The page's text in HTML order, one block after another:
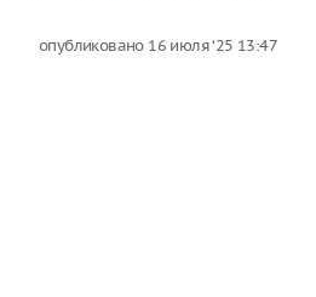
опубликовано 16 июля ‘25 13:47